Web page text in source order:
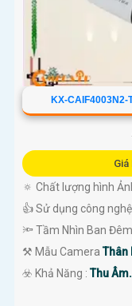
KX-CAIF4003N2-
Giá
🔅 Chất lượng hình
👍 Sử dụng công nghệ
🔦 Tầm Nhìn Ban
⚒ Mẫu CameraThân
️☣️ Khả Năng :Thu Âm.